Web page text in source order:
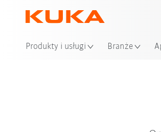
Produkty i usługi Branże